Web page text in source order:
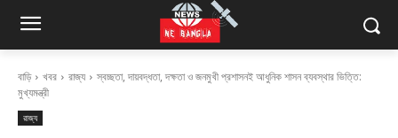
বাড়ি খবর রাজ্য
স্বচ্ছতা, দায়বদ্ধতা, দক্ষতা ও জনমুখী প্রশাসনই আধুনিক শাসন ব্যবস্থার ভিত্তি:
মুখ্যমন্ত্রী
রাজ্য